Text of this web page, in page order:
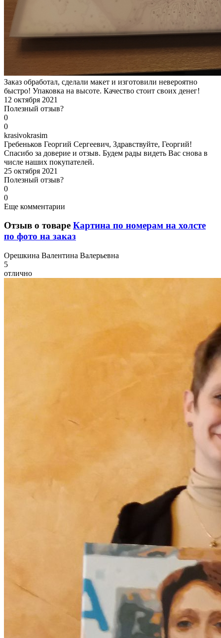
Заказ обработал, сделали макет и изготовили невероятно
быстро! Упаковка на высоте. Качество стоит своих денег!
12 октября 2021
Полезный отзыв?
0
0
krasivokrasim
Гребеньков Георгий Сергеевич, Здравствуйте, Георгий!
Спасибо за доверие и отзыв. Будем рады видеть Вас снова в
числе наших покупателей.
25 октября 2021
Полезный отзыв?
0
0
Еще комментарии
Отзыв о товаре Картина по номерам на холсте
по фото на заказ
Орешкина Валентина Валерьевна
5
отлично